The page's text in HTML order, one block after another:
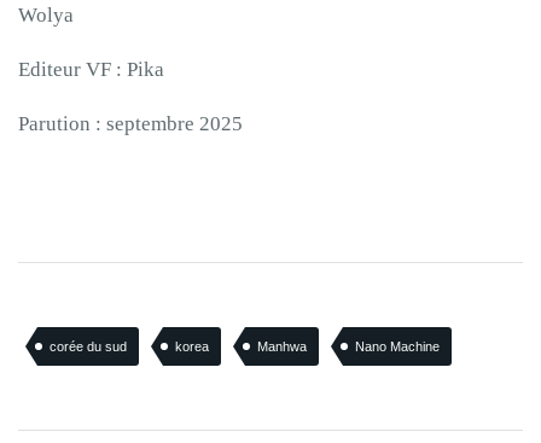
Wolya
Editeur VF : Pika
Parution : septembre 2025
corée du sud korea Manhwa Nano Machine